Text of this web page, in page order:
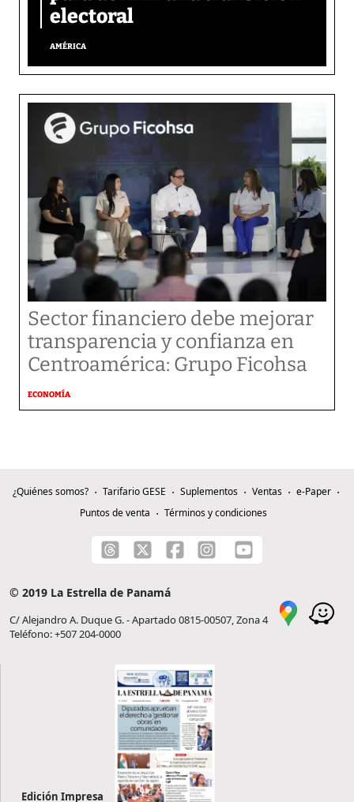
electoral
AMÉRICA
Sector financiero debe mejorar
transparencia y confianza en
Centroamérica: Grupo Ficohsa
ECONOMÍA
¿Quiénes somos? Tarifario GESE Suplementos Ventas
e-Paper
Puntos de venta
Términos y condiciones
© 2019 La Estrella de Panamá
C/ Alejandro A. Duque G. - Apartado 0815-00507, Zona 4
Teléfono: +507 204-0000
Edición Impresa